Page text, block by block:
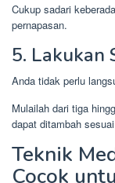
Cukup sadari
pernapasan.
5. Lakukan
Anda tidak perlu
Mulailah dari tiga
dapat ditambah
Teknik
Cocok